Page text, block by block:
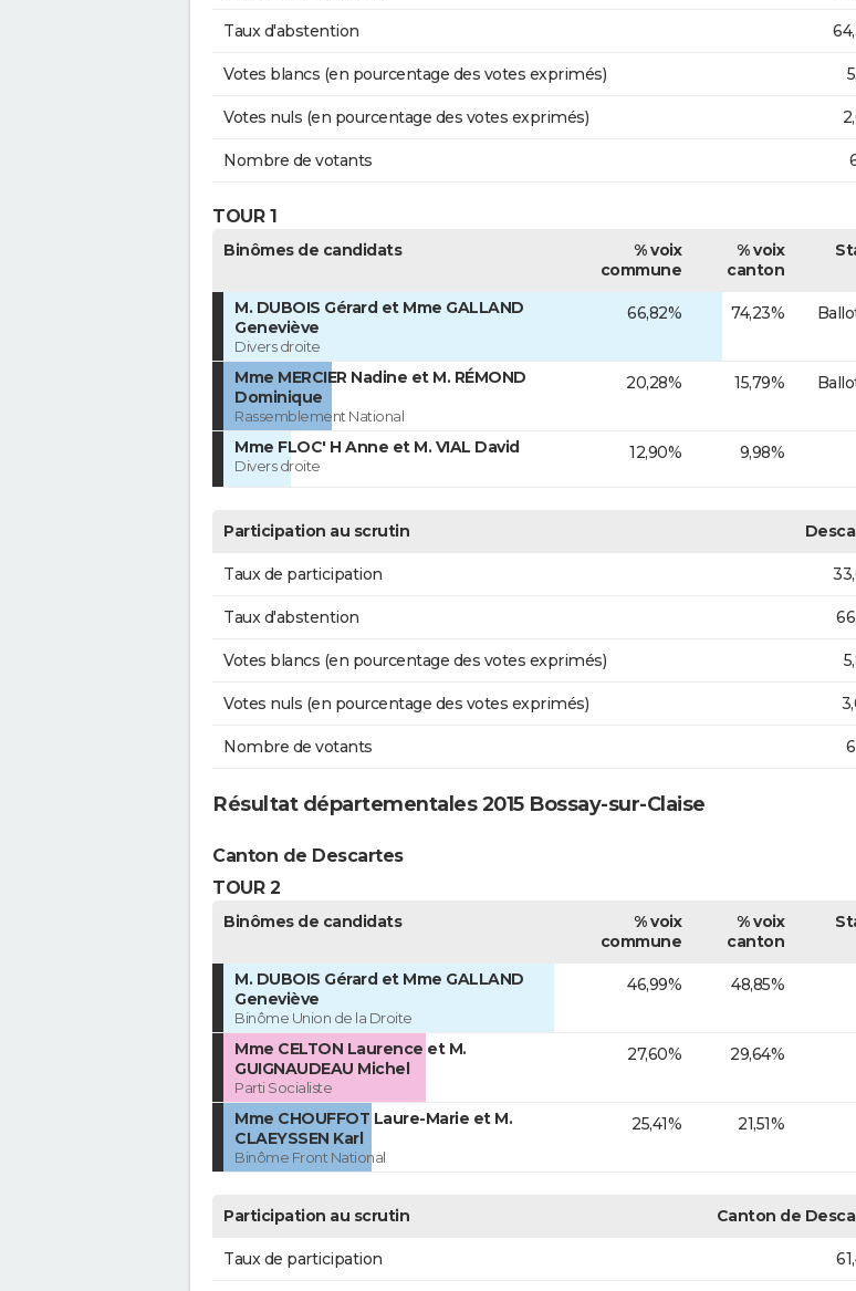
Taux d'abstention
Votes blancs (en pourcentage des votes exprimés)
Votes nuls (en pourcentage des votes exprimés)
Nombre de votants
TOUR 1
Binômes de candidats
% voix
commune
% voix
canton
M. DUBOIS Gérard et Mme GALLAND
Geneviève
Divers droite
66,82% 74,23%
Mme MERCIER Nadine et M. RÉMOND
Dominique
Rassemblement National
20,28% 15,79%
Mme FLOC' H Anne et M. VIAL David
Divers droite
12,90% 9,98%
Participation au scrutin
Taux de participation
Taux d'abstention
Votes blancs (en pourcentage des votes exprimés)
Votes nuls (en pourcentage des votes exprimés)
Nombre de votants
Résultat départementales 2015 Bossay-sur-Claise
Canton de Descartes
TOUR 2
Binômes de candidats
% voix
commune
% voix
canton
M. DUBOIS Gérard et Mme GALLAND
Geneviève
Binôme Union de la Droite
46,99% 48,85%
Mme CELTON Laurence et M.
GUIGNAUDEAU Michel
Parti Socialiste
27,60% 29,64%
Mme CHOUFFOT Laure-Marie et M.
CLAEYSSEN Karl
Binôme Front National
25,41% 21,51%
Participation au scrutin Canton de
Taux de participation